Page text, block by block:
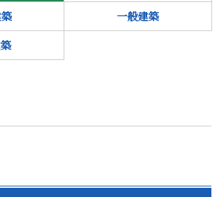
一般建築